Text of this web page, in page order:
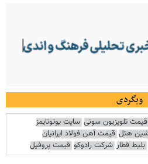
وبگردی
قیمت تلویزیون سونی سایت یوتوتایمز
هتل قیمت آهن فولاد ایرانیان
بلیط قطار شرکت رادوکو قیمت پروفیل